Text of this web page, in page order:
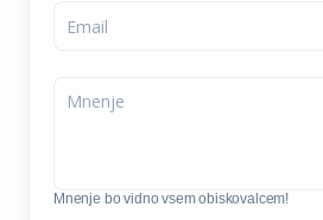
Mnenje bo vidno vsem obiskovalcem!